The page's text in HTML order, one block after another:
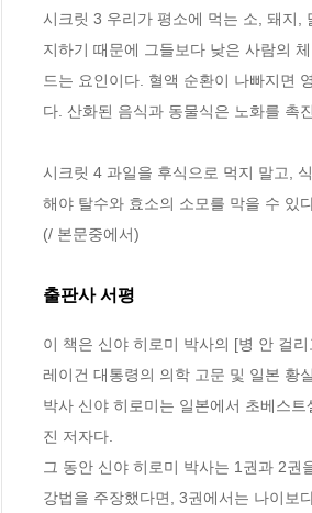
시크릿 3 우리가 평소에 먹는 소, 돼지,
지하기 때문에 그들보다 낮은 사람의
드는 요인이다. 혈액 순환이 나빠지면
다. 산화된 음식과 동물식은 노화를 촉
시크릿 4 과일을 후식으로 먹지 말고,
해야 탈수와 효소의 소모를 막을 수 있
(/ 본문중에서)
출판사 서평
이 책은 신야 히로미 박사의 [병 안 걸
레이건 대통령의 의학 고문 및 일본 황
박사 신야 히로미는 일본에서 초베스
진 저자다.
그 동안 신야 히로미 박사는 1권과 2권
강법을 주장했다면, 3권에서는 나이보